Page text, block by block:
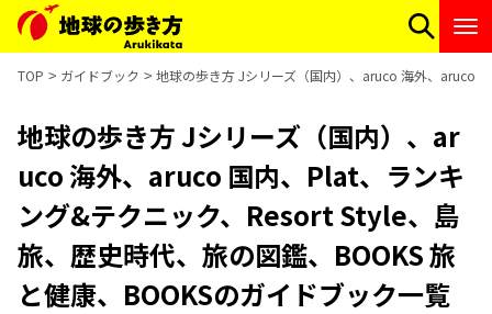
TOP ガイドブック 地球の歩き方 Jシリーズ（国内）、aruco 海外、aruco
地球の歩き方 Jシリーズ（国内）、ar
uco 海外、aruco 国内、Plat、ランキ
ング&テクニック、Resort Style、島
旅、歴史時代、旅の図鑑、BOOKS 旅
と健康、BOOKSのガイドブック一覧